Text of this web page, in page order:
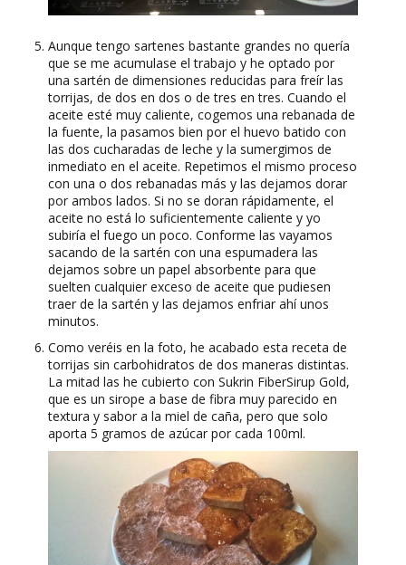
Aunque tengo sartenes bastante grandes no quería
que se me acumulase el trabajo y he optado por
una sartén de dimensiones reducidas para freír las
torrijas, de dos en dos o de tres en tres. Cuando el
aceite esté muy caliente, cogemos una rebanada de
la fuente, la pasamos bien por el huevo batido con
las dos cucharadas de leche y la sumergimos de
inmediato en el aceite. Repetimos el mismo proceso
con una o dos rebanadas más y las dejamos dorar
por ambos lados. Si no se doran rápidamente, el
aceite no está lo suficientemente caliente y yo
subiría el fuego un poco. Conforme las vayamos
sacando de la sartén con una espumadera las
dejamos sobre un papel absorbente para que
suelten cualquier exceso de aceite que pudiesen
traer de la sartén y las dejamos enfriar ahí unos
minutos.
Como veréis en la foto, he acabado esta receta de
torrijas sin carbohidratos de dos maneras distintas.
La mitad las he cubierto con Sukrin FiberSirup Gold,
que es un sirope a base de fibra muy parecido en
textura y sabor a la miel de caña, pero que solo
aporta 5 gramos de azúcar por cada 100ml.